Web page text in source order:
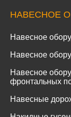
НАВЕСНОЕ
Навесное
Навесное
Навесное
фронтальных
Навесные